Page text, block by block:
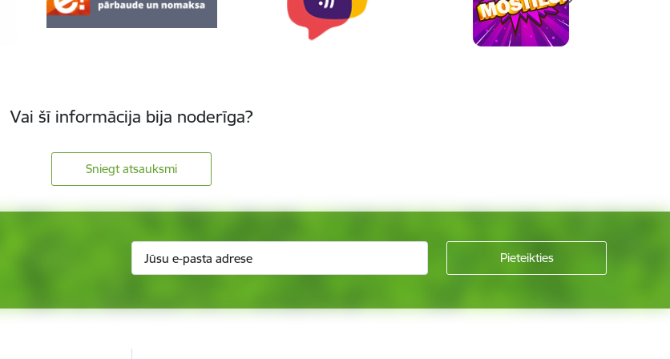
Vai šī informācija bija noderīga?
Sniegt atsauksmi